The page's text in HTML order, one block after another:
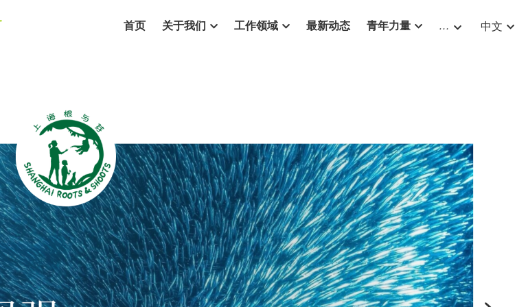
首页 关于我们 工作领域 最新动态 青年力量 … 中文